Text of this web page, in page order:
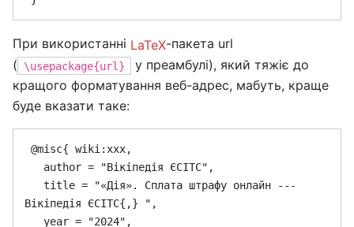
При використанні LaTeX-пакета url
(
\usepackage{url}
у преамбулі), який тяжіє до
кращого форматування веб-адрес, мабуть, краще
буде вказати таке:
Вікіпедія ЄСІТС{,} ",